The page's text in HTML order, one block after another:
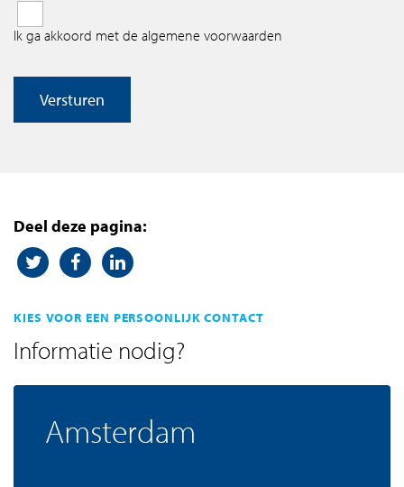
Ik ga akkoord met de algemene voorwaarden
Versturen
Deel deze pagina:
KIES VOOR EEN PERSOONLIJK CONTACT
Informatie nodig?
Amsterdam